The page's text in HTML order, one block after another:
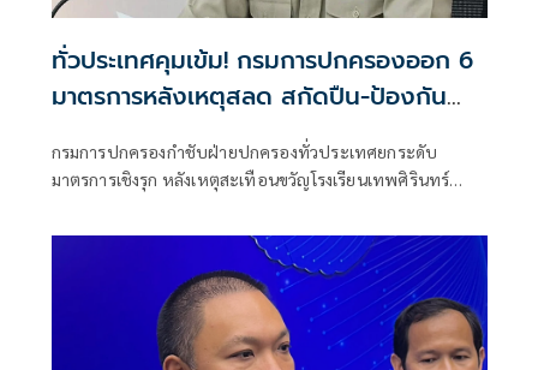
ทั่วประเทศคุมเข้ม! กรมการปกครองออก 6
มาตรการหลังเหตุสลด สกัดปืน-ป้องกัน
กรมการปกครองกำชับฝ่ายปกครองทั่วประเทศยกระดับ
มาตรการเชิงรุก หลังเหตุสะเทือนขวัญโรงเรียนเทพศิรินทร์
จุดสกัด ลาดตระเวนพื้นที่เสี่ยง ยกระดับความปลอดภัยโรงเรียน-
ห้าง พร้อมเฝ้าระวังพฤติกรรมเสี่ยง ป้องกันเหตุซ้ำและการเลียน